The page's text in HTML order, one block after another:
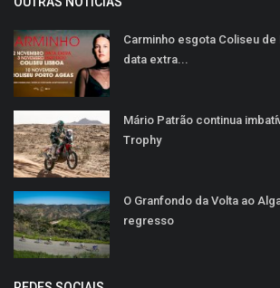
Carminho esgota Coliseu de
data extra...
Mário Patrão continua
Trophy
O Granfondo da Volta ao
regresso